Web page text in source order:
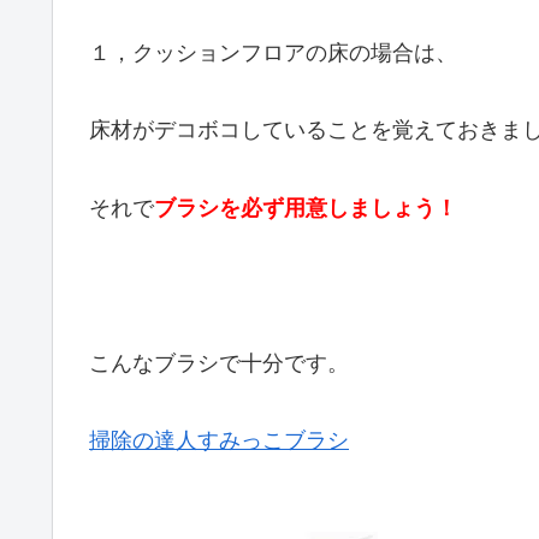
１，クッションフロアの床の場合は、
床材がデコボコしていることを覚えておきま
それでブラシを必ず用意しましょう！
こんなブラシで十分です。
掃除の達人すみっこブラシ